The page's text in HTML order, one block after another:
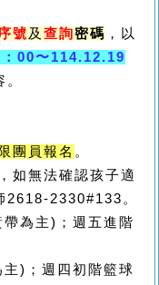
號及 查詢密碼 ，以
00〜114.12.19
團員報名 。
，如無法確認孩子適
2618-2330#133。
為主)；週五進階
)；週四初階籃球